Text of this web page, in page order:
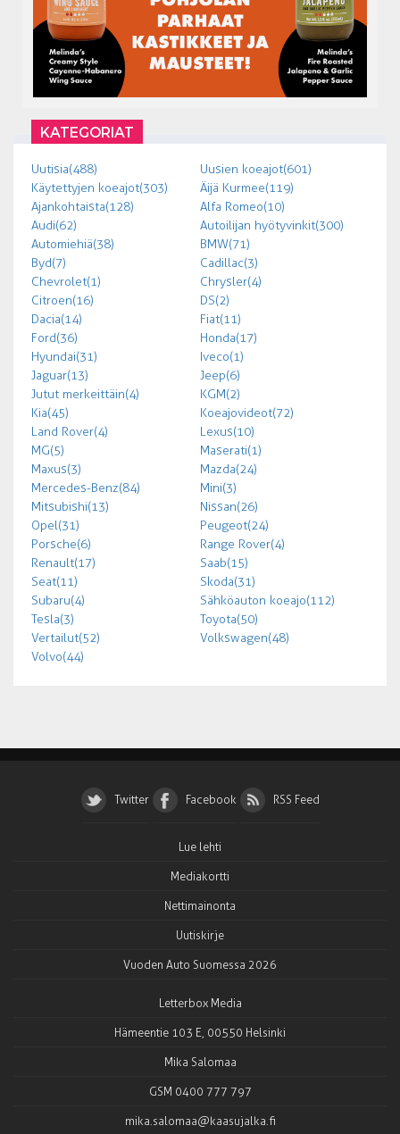
KATEGORIAT
Uutisia (488)
Uusien koeajot (601)
Käytettyjen koeajot (303)
Äijä Kurmee (119)
Ajankohtaista (128)
Alfa Romeo (10)
Audi (62)
Autoilijan hyötyvinkit (300)
Automiehiä (38)
BMW (71)
Byd (7)
Cadillac (3)
Chevrolet (1)
Chrysler (4)
Citroen (16)
DS (2)
Dacia (14)
Fiat (11)
Ford (36)
Honda (17)
Hyundai (31)
Iveco (1)
Jaguar (13)
Jeep (6)
Jutut merkeittäin (4)
KGM (2)
Kia (45)
Koeajovideot (72)
Land Rover (4)
Lexus (10)
MG (5)
Maserati (1)
Maxus (3)
Mazda (24)
Mercedes-Benz (84)
Mini (3)
Mitsubishi (13)
Nissan (26)
Opel (31)
Peugeot (24)
Porsche (6)
Range Rover (4)
Renault (17)
Saab (15)
Seat (11)
Skoda (31)
Subaru (4)
Sähköauton koeajo (112)
Tesla (3)
Toyota (50)
Vertailut (52)
Volkswagen (48)
Volvo (44)
Twitter Facebook RSS Feed
Lue lehti
Mediakortti
Nettimainonta
Uutiskirje
Vuoden Auto Suomessa 2026
Letterbox Media
Hämeentie 103 E, 00550 Helsinki
Mika Salomaa
GSM 0400 777 797
mika.salomaa@kaasujalka.fi